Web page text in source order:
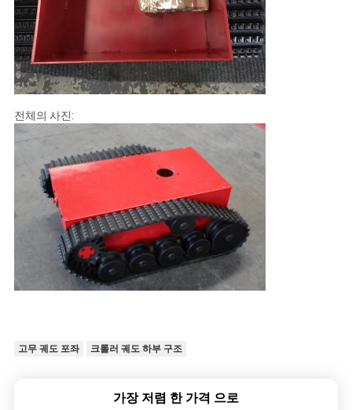
전체의 사진:
고무 궤도 포좌 크롤러 궤도 하부 구조
가장 저렴 한 가격 으로